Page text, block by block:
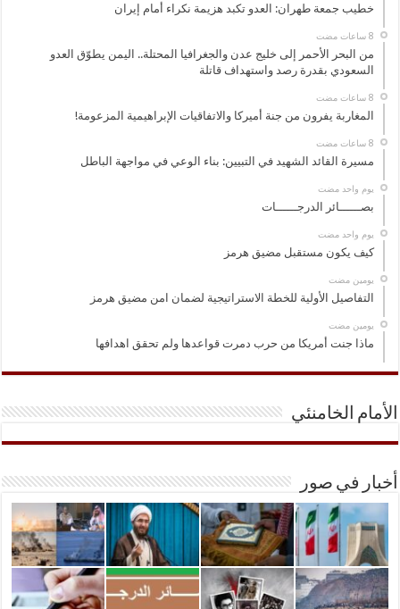
خطيب جمعة طهران: العدو تكبد هزيمة نكراء أمام إيران
من البحر الأحمر إلى خليج عدن والجغرافيا المحتلة.. اليمن يطوّق العدو
السعودي بقدرة رصد واستهداف قاتلة
المغاربة يفرون من جنة أميركا والاتفاقيات الإبراهيمية المزعومة!
مسيرة القائد الشهيد في التبيين: بناء الوعي في مواجهة الباطل
‏يوم واحد مضت
بصــــــائر الدرجــــــات
‏يوم واحد مضت
كيف يكون مستقبل مضيق هرمز
‏يومين مضت
التفاصيل الأولية للخطة الاستراتيجية لضمان امن مضيق هرمز
‏يومين مضت
ماذا جنت أمريكا من حرب دمرت قواعدها ولم تحقق اهدافها
الأمام الخامنئي
أخبار في صور